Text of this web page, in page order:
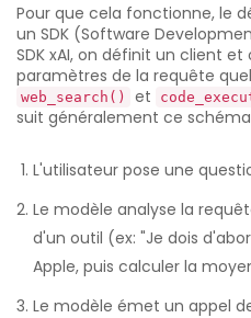
Pour que cela fonctionne, le
un SDK (Software
SDK xAI, on définit un client et
paramètres de la requête
web_search() et
suit généralement ce
L'utilisateur pose une
Le modèle analyse la
d'un outil (ex: "Je dois
Apple, puis calculer la
Le modèle émet un appel